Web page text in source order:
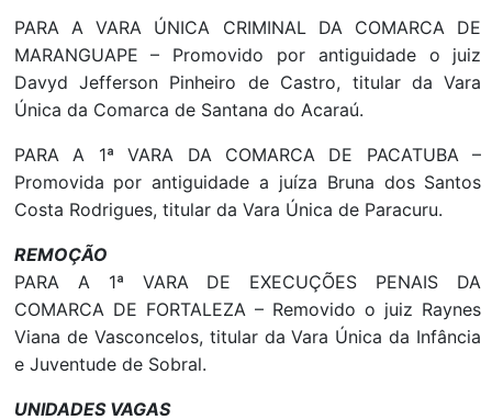
PARA A VARA ÚNICA CRIMINAL DA COMARCA DE
MARANGUAPE – Promovido por antiguidade o juiz
Davyd Jefferson Pinheiro de Castro, titular da Vara
Única da Comarca de Santana do Acaraú.
PARA A 1ª VARA DA COMARCA DE PACATUBA –
Promovida por antiguidade a juíza Bruna dos Santos
Costa Rodrigues, titular da Vara Única de Paracuru.
REMOÇÃO
PARA A 1ª VARA DE EXECUÇÕES PENAIS DA
COMARCA DE FORTALEZA – Removido o juiz Raynes
Viana de Vasconcelos, titular da Vara Única da Infância
e Juventude de Sobral.
UNIDADES VAGAS